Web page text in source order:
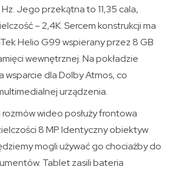
Jego przekątna to 11,35 cala,
– 2,4K. Sercem konstrukcji ma
Helio G99 wspierany przez 8 GB
wewnętrznej. Na pokładzie
wsparcie dla Dolby Atmos, co
urządzenia.
wideo posłuży frontowa
8 MP. Identyczny obiektyw
mogli używać go chociażby do
Tablet zasili bateria